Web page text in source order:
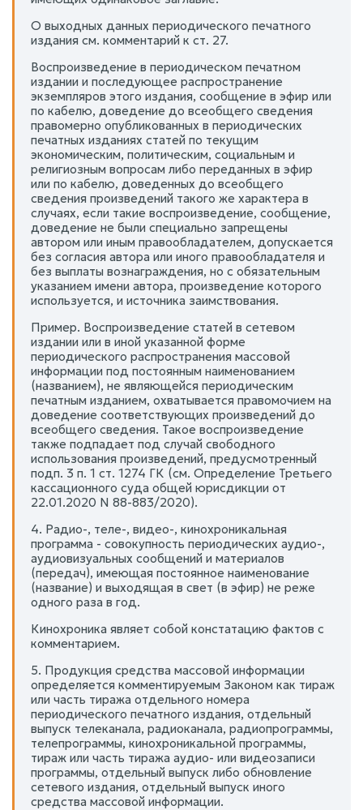
О выходных данных периодического печатного
издания см. комментарий к ст. 27.
Воспроизведение в периодическом печатном
издании и последующее распространение
экземпляров этого издания, сообщение в эфир или
по кабелю, доведение до всеобщего сведения
правомерно опубликованных в периодических
печатных изданиях статей по текущим
экономическим, политическим, социальным и
религиозным вопросам либо переданных в эфир
или по кабелю, доведенных до всеобщего
сведения произведений такого же характера в
случаях, если такие воспроизведение, сообщение,
доведение не были специально запрещены
автором или иным правообладателем, допускается
без согласия автора или иного правообладателя и
без выплаты вознаграждения, но с обязательным
указанием имени автора, произведение которого
используется, и источника заимствования.
Пример. Воспроизведение статей в сетевом
издании или в иной указанной форме
периодического распространения массовой
информации под постоянным наименованием
(названием), не являющейся периодическим
печатным изданием, охватывается правомочием на
доведение соответствующих произведений до
всеобщего сведения. Такое воспроизведение
также подпадает под случай свободного
использования произведений, предусмотренный
подп. 3 п. 1 ст. 1274 ГК (см. Определение Третьего
кассационного суда общей юрисдикции от
22.01.2020 N 88-883/2020).
4. Радио-, теле-, видео-, кинохроникальная
программа - совокупность периодических аудио-,
аудиовизуальных сообщений и материалов
(передач), имеющая постоянное наименование
(название) и выходящая в свет (в эфир) не реже
одного раза в год.
Кинохроника являет собой констатацию фактов с
комментарием.
5. Продукция средства массовой информации
определяется комментируемым Законом как тираж
или часть тиража отдельного номера
периодического печатного издания, отдельный
выпуск телеканала, радиоканала, радиопрограммы,
телепрограммы, кинохроникальной программы,
тираж или часть тиража аудио- или видеозаписи
программы, отдельный выпуск либо обновление
сетевого издания, отдельный выпуск иного
средства массовой информации.